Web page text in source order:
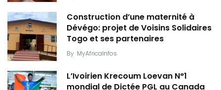
Construction d’une maternité à
Dévégo: projet de Voisins Solidaires
Togo et ses partenaires
By MyAfricaInfos
L’Ivoirien Krecoum Loevan N°1
mondial de Dictée PGL au Canada